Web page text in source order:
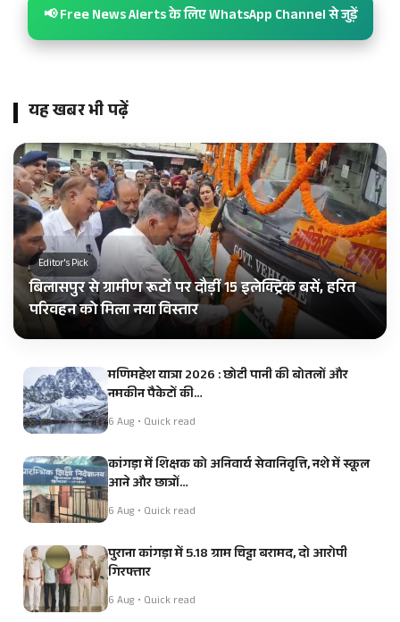
📢 Free News Alerts के लिए WhatsApp Channel से जुड़ें
यह खबर भी पढ़ें
Editor's Pick
बिलासपुर से ग्रामीण रूटों पर दौड़ीं 15 इलेक्ट्रिक बसें, हरित
परिवहन को मिला नया विस्तार
मणिमहेश यात्रा 2026 : छोटी पानी की बोतलों और
नमकीन पैकेटों की…
6 Aug • Quick read
कांगड़ा में शिक्षक को अनिवार्य सेवानिवृत्ति, नशे में स्कूल
आने और छात्रों…
6 Aug • Quick read
पुराना कांगड़ा में 5.18 ग्राम चिट्टा बरामद, दो आरोपी
गिरफ्तार
6 Aug • Quick read